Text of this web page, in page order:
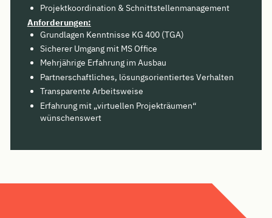
Projektkoordination & Schnittstellenmanagement
Anforderungen:
Grundlagen Kenntnisse KG 400 (TGA)
Sicherer Umgang mit MS Office
Mehrjährige Erfahrung im Ausbau
Partnerschaftliches, lösungsorientiertes Verhalten
Transparente Arbeitsweise
Erfahrung mit „virtuellen Projekträumen“
wünschenswert